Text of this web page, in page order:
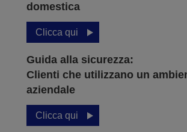
domestica
Clicca qui
Guida alla sicurezza:
Clienti che utilizzano un
aziendale
Clicca qui